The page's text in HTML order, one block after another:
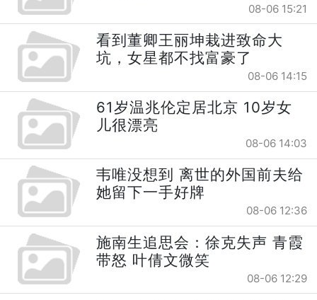
08-06 15:21
看到董卿王丽坤栽进致命大
坑，女星都不找富豪了
08-06 14:15
61岁温兆伦定居北京 10岁女
儿很漂亮
08-06 14:03
韦唯没想到 离世的外国前夫给
她留下一手好牌
08-06 12:36
施南生追思会：徐克失声 青霞
带怒 叶倩文微笑
08-06 12:29